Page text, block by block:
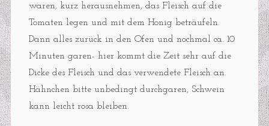
waren, kurz herausnehmen, das Fleisch auf die
Tomaten legen und mit dem Honig beträufeln.
Dann alles zurück in den Ofen und nochmal ca. 10
Minuten garen- hier kommt die Zeit sehr auf die
Dicke des Fleisch und das verwendete Fleisch an.
Hähnchen bitte unbedingt durchgaren, Schwein
kann leicht rosa bleiben.